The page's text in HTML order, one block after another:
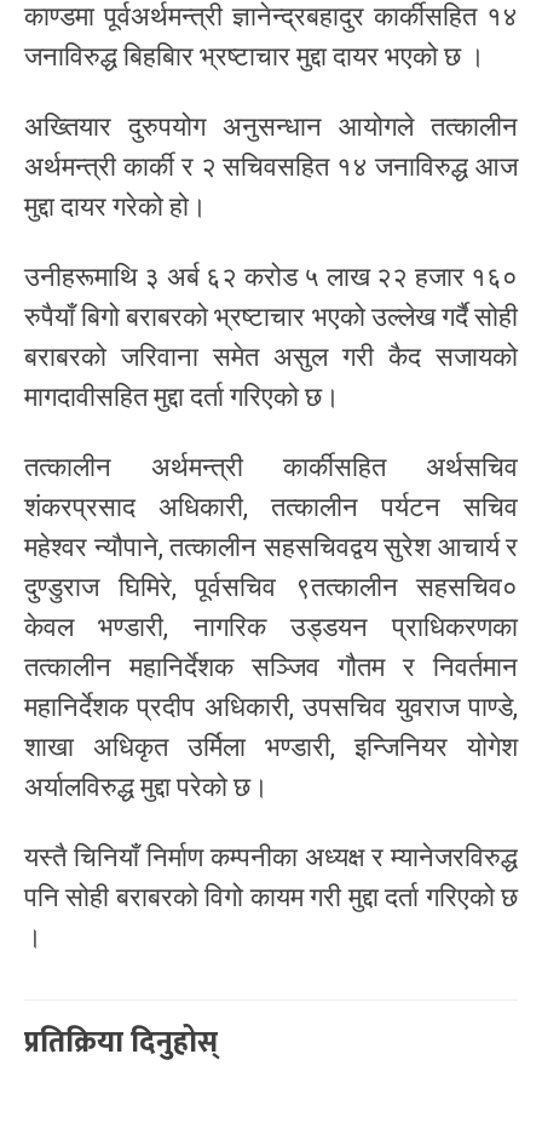
काण्डमा पूर्वअर्थमन्त्री ज्ञानेन्द्रबहादुर कार्कीसहित १४
जनाविरुद्ध बिहबिार भ्रष्टाचार मुद्दा दायर भएको छ ।
अख्तियार दुरुपयोग अनुसन्धान आयोगले तत्कालीन
अर्थमन्त्री कार्की र २ सचिवसहित १४ जनाविरुद्ध आज
मुद्दा दायर गरेको हो।
उनीहरूमाथि ३ अर्ब ६२ करोड ५ लाख २२ हजार १६०
रुपैयाँ बिगो बराबरको भ्रष्टाचार भएको उल्लेख गर्दै सोही
बराबरको जरिवाना समेत असुल गरी कैद सजायको
मागदावीसहित मुद्दा दर्ता गरिएको छ।
तत्कालीन अर्थमन्त्री कार्कीसहित अर्थसचिव
शंकरप्रसाद अधिकारी, तत्कालीन पर्यटन सचिव
महेश्वर न्यौपाने, तत्कालीन सहसचिवद्वय सुरेश आचार्य र
दुण्डुराज घिमिरे, पूर्वसचिव ९तत्कालीन सहसचिव०
केवल भण्डारी, नागरिक उड्डयन प्राधिकरणका
तत्कालीन महानिर्देशक सञ्जिव गौतम र निवर्तमान
महानिर्देशक प्रदीप अधिकारी, उपसचिव युवराज पाण्डे,
शाखा अधिकृत उर्मिला भण्डारी, इन्जिनियर योगेश
अर्यालविरुद्ध मुद्दा परेको छ।
यस्तै चिनियाँ निर्माण कम्पनीका अध्यक्ष र म्यानेजरविरुद्ध
पनि सोही बराबरको विगो कायम गरी मुद्दा दर्ता गरिएको छ
।
प्रतिक्रिया दिनुहोस्